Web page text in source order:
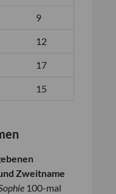
9
12
17
15
Zweitname
100-mal